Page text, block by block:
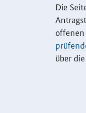
Die
offenen
über die